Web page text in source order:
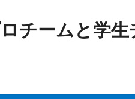
チームと学生